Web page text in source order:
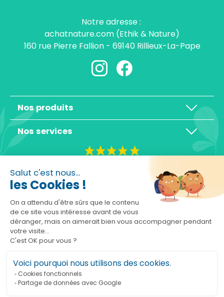
Salut c'est nous...
les Cookies !
On a attendu d'être sûrs que le contenu
de ce site vous intéresse avant de vous
déranger, mais on aimerait bien vous accompagner pendant
votre visite...
C'est OK pour vous ?
Voici pourquoi nous utilisons des cookies.
Cookies fonctionnels
Partage de données avec Google
Notre adresse :
achatnature.com (Ethik & Nature)
160 rue Pierre Fallion - 69140 Rillieux-La-Pape
Nos produits
Nos services